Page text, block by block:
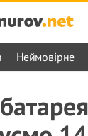
Неймовірне